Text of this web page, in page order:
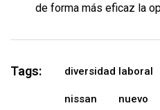
de forma más eficaz la
Tags: diversidad laboral
nissan nuevo